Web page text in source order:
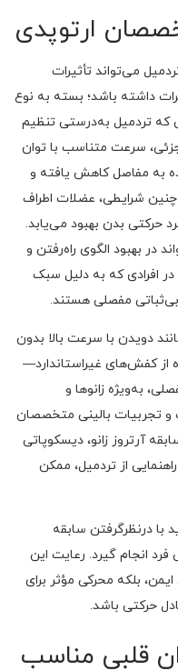
ارتوپدی
می‌تواند تأثیرات
داشته باشد؛ بسته به نوع
که تردمیل به‌درستی تنظیم
سرعت متناسب با توان
به مفاصل کاهش یافته و
شرایطی، عضلات اطراف
حرکتی بدن بهبود می‌یابد.
در بهبود الگوی راه‌رفتن و
افرادی که به دلیل سبک
مفصلی هستند.
دویدن با سرعت بالا بدون
از کفش‌های غیراستاندارد—
به‌ویژه زانوها و
و تجربیات بالینی متخصصان
آرتروز زانو، دیسکوپاتی
از تردمیل، ممکن
با درنظرگرفتن سابقه
انجام گیرد. رعایت این
بلکه محرکی مؤثر برای
حرکتی باشد.
قلبی مناسب